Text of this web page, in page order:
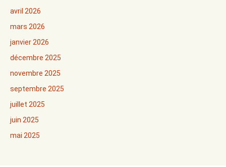
avril 2026
mars 2026
janvier 2026
décembre 2025
novembre 2025
septembre 2025
juillet 2025
juin 2025
mai 2025